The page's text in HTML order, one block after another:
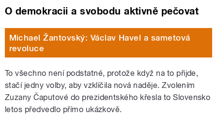
O demokracii a svobodu aktivně pečovat
Michael Žantovský: Václav Havel a sametová
revoluce
To všechno není podstatné, protože když na to přijde,
stačí jedny volby, aby vzklíčila nová naděje. Zvolením
Zuzany Čaputové do prezidentského křesla to Slovensko
letos předvedlo přímo ukázkově.